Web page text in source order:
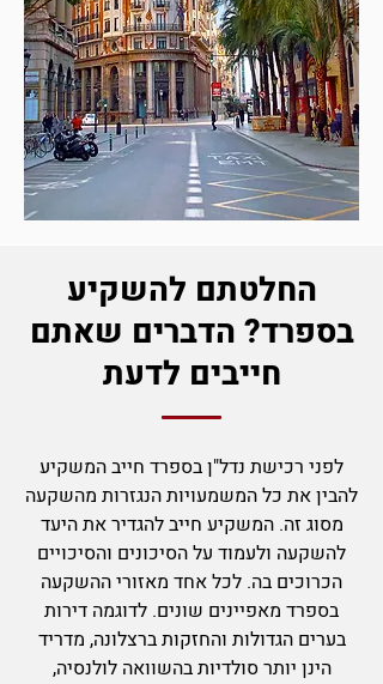
החלטתם להשקיע
בספרד? הדברים שאתם
חייבים לדעת
לפני רכישת נדל"ן בספרד חייב המשקיע
להבין את כל המשמעויות הנגזרות מהשקעה
מסוג זה. המשקיע חייב להגדיר את היעד
להשקעה ולעמוד על הסיכונים והסיכויים
הכרוכים בה. לכל אחד מאזורי ההשקעה
בספרד מאפיינים שונים. לדוגמה דירות
בערים הגדולות והחזקות ברצלונה, מדריד
הינן יותר סולדיות בהשוואה לולנסיה,